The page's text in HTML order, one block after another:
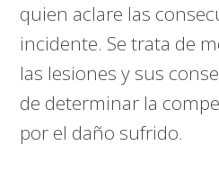
quien aclare las
incidente. Se trata de
las lesiones y sus
de determinar la
por el daño sufrido.